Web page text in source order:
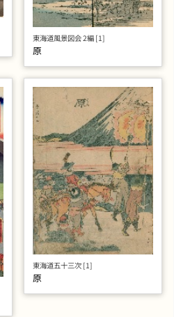
東海道風景図会 2編 [1]
原
東海道五十三次 [1]
原